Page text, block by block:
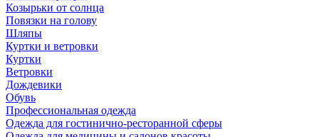
Козырьки от солнца
Повязки на голову
Шляпы
Куртки и ветровки
Куртки
Ветровки
Дождевики
Обувь
Профессиональная одежда
Одежда для гостинично-ресторанной сферы